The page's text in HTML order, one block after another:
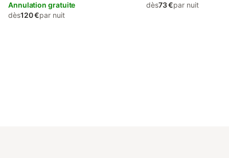
Annulation gratuite
dès120 €par nuit
dès73 €par nuit